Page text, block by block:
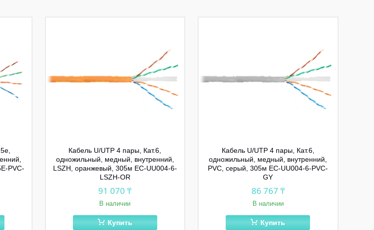
PVC-
Кабель U/UTP 4 пары, Кат.6,
одножильный, медный, внутренний,
LSZH, оранжевый, 305м EC-UU004-6-
LSZH-OR
91 070 ₸
В наличии
Купить
Кабель U/UTP 4 пары, Кат.6,
одножильный, медный, внутренний,
PVC, серый, 305м EC-UU004-6-PVC-
GY
86 767 ₸
В наличии
Купить